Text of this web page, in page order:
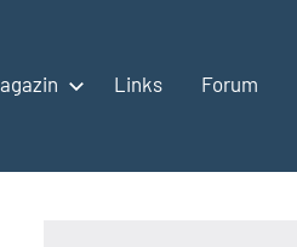
Links Forum